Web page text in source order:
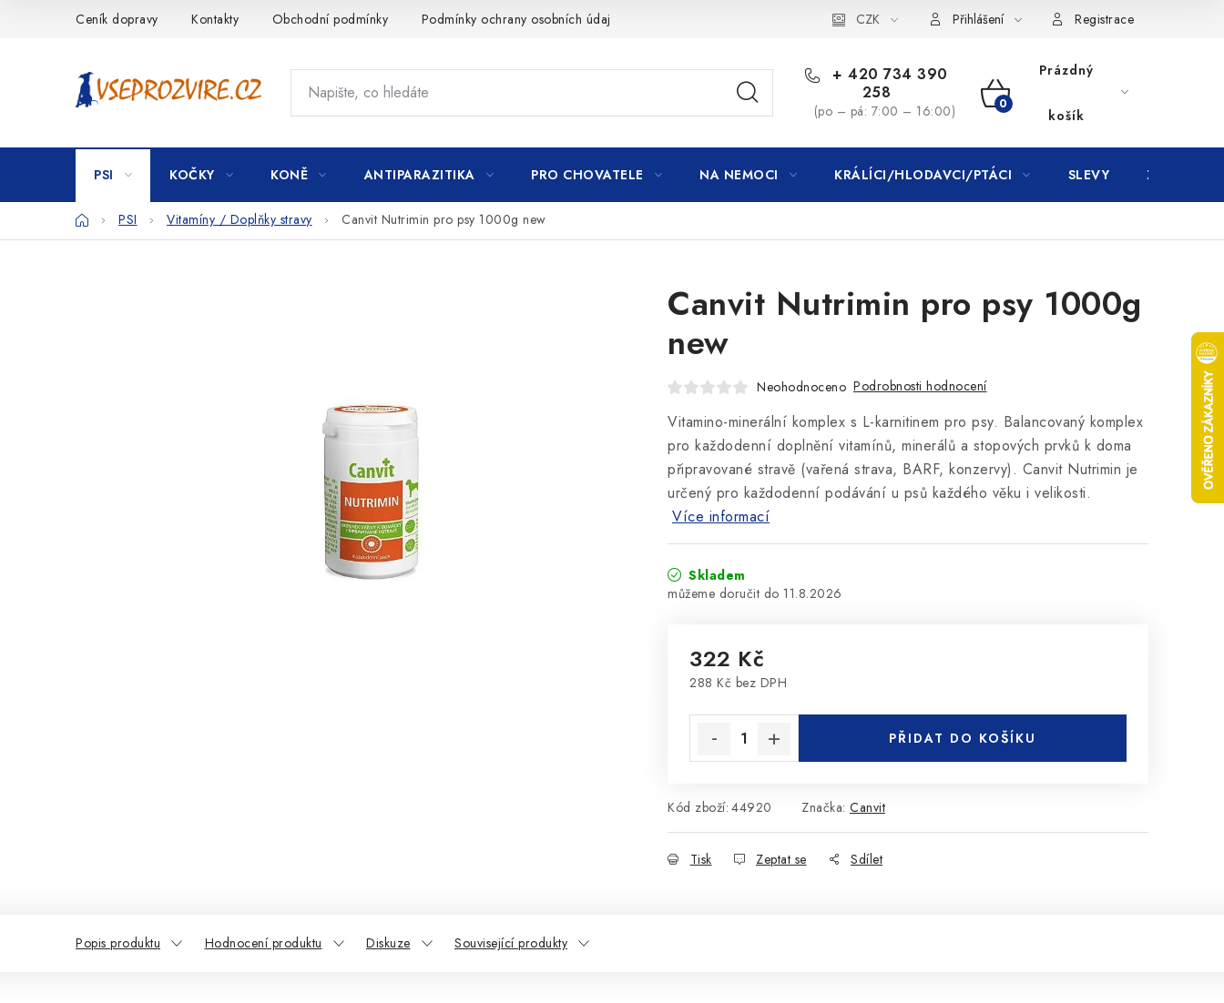
Ceník dopravy Kontakty Obchodní podmínky Podmínky ochrany osobních údajů CZK Přihlášení Registrace
+ 420 734 390
258
(po – pá: 7:00 – 16:00)
NÁKUPNÍ
KOŠÍK
Prázdný
košík
PSI KOČKY KONĚ ANTIPARAZITIKA PRO CHOVATELE NA NEMOCI KRÁLÍCI/HLODAVCI/PTÁCI SLEVY ZNAČKY
DomůPSI Vitamíny / Doplňky stravy Canvit Nutrimin pro psy 1000g new
Canvit Nutrimin pro psy 1000g
new
Neohodnoceno Podrobnosti hodnocení
Vitamino-minerální komplex s L-karnitinem pro psy. Balancovaný komplex
pro každodenní doplnění vitamínů, minerálů a stopových prvků k doma
připravované stravě (vařená strava, BARF, konzervy). Canvit Nutrimin je
určený pro každodenní podávání u psů každého věku i velikosti.
Více informací
Skladem
11.8.2026
322 Kč
288 Kč bez DPH
PŘIDAT DO KOŠÍKU
Kód zboží: 44920 Značka: Canvit
Tisk Zeptat se Sdílet
Popis produktu Hodnocení produktu Diskuze Související produkty